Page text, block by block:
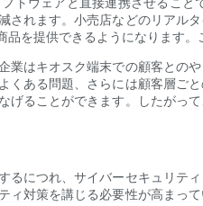
れます。小売店などのリア
を提供できるようになります
はキオスク端末での顧客との
ある問題、さらには顧客層
ることができます。したが
につれ、サイバーセキュリテ
対策を講じる必要性が高まっ